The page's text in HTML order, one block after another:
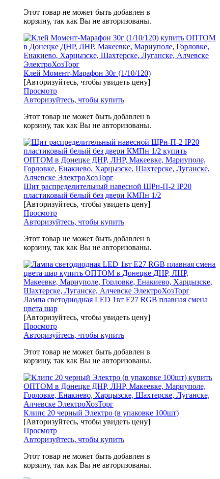
Этот товар не может быть добавлен в
корзину, так как Вы не авторизованы.
Клей Момент-Марафон 30г (1/10/120)
[Авторизуйтесь, чтобы увидеть цену]
Просмотр
Авторизуйтесь, чтобы купить
Этот товар не может быть добавлен в
корзину, так как Вы не авторизованы.
Щит распределительный навесной ЩРн-П-2 IP20
пластиковый белый без двери КМПн 1/2
[Авторизуйтесь, чтобы увидеть цену]
Просмотр
Авторизуйтесь, чтобы купить
Этот товар не может быть добавлен в
корзину, так как Вы не авторизованы.
Лампа светодиодная LED 1вт Е27 RGB плавная смена
цвета шар
[Авторизуйтесь, чтобы увидеть цену]
Просмотр
Авторизуйтесь, чтобы купить
Этот товар не может быть добавлен в
корзину, так как Вы не авторизованы.
Клипс 20 черный Электро (в упаковке 100шт)
[Авторизуйтесь, чтобы увидеть цену]
Просмотр
Авторизуйтесь, чтобы купить
Этот товар не может быть добавлен в
корзину, так как Вы не авторизованы.